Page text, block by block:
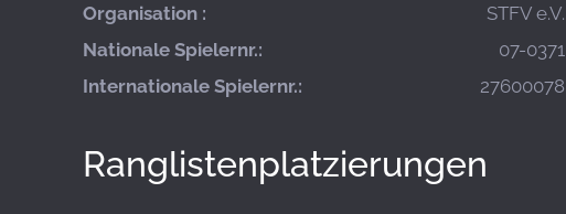
Organisation :
STFV e.V.
Nationale Spielernr.:
07-0371
Internationale Spielernr.:
27600078
Ranglistenplatzierungen